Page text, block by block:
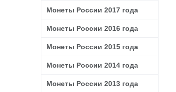
Монеты России 2017 года
Монеты России 2016 года
Монеты России 2015 года
Монеты России 2014 года
Монеты России 2013 года